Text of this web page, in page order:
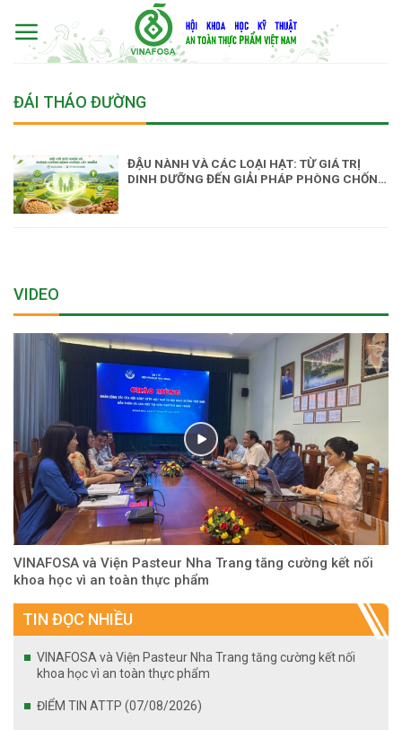
content
ĐÁI THÁO ĐƯỜNG
ĐẬU NÀNH VÀ CÁC LOẠI HẠT: TỪ GIÁ TRỊ
DINH DƯỠNG ĐẾN GIẢI PHÁP PHÒNG CHỐNG
VIDEO
VINAFOSA và Viện Pasteur Nha Trang tăng cường kết nối
khoa học vì an toàn thực phẩm
TIN ĐỌC NHIỀU
VINAFOSA và Viện Pasteur Nha Trang tăng cường kết nối
khoa học vì an toàn thực phẩm
ĐIỂM TIN ATTP (07/08/2026)